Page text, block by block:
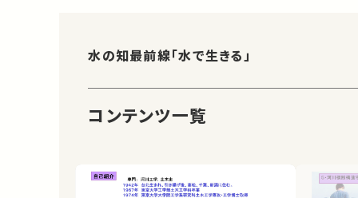
水の知最前線「水で生きる」
コンテンツ一覧